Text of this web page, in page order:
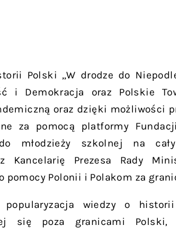
Polski „W drodze do
i Demokracja oraz Polskie
oraz dzięki możliwości
za pomocą platformy
młodzieży szkolnej na
Kancelarię Prezesa Rady
pomocy Polonii i Polakom za
wiedzy o
się poza granicami Polski,